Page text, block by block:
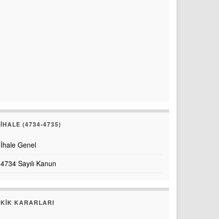
İHALE (4734-4735)
İhale Genel
4734 Sayılı Kanun
KİK KARARLARI